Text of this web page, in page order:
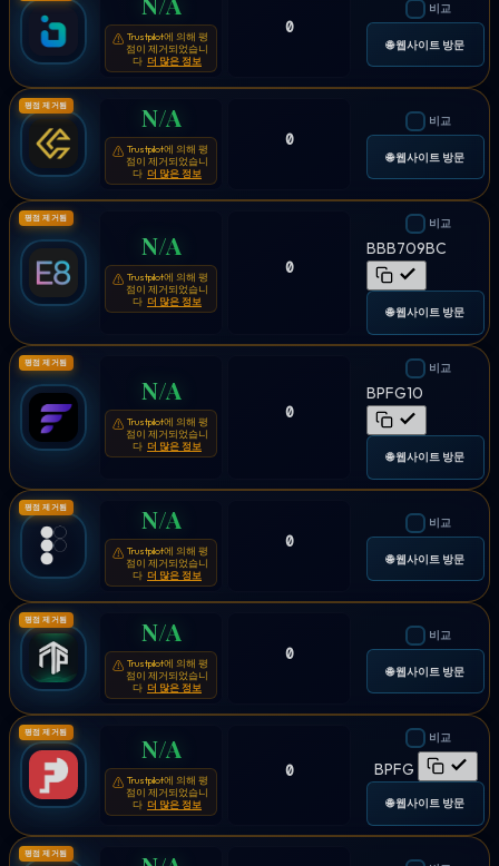
⚠ Trustpilot에 의해 평
점이 제거되었습니
다 더 많은 정보
0
비교
🌐 웹사이트 방문
평점 제거됨 N/A
⚠ Trustpilot에 의해 평
점이 제거되었습니
다 더 많은 정보
0
비교
🌐 웹사이트 방문
평점 제거됨
N/A
⚠ Trustpilot에 의해 평
점이 제거되었습니
다 더 많은 정보
0
비교
BBB709BC
🌐 웹사이트 방문
평점 제거됨
N/A
⚠ Trustpilot에 의해 평
점이 제거되었습니
다 더 많은 정보
0
비교
BPFG10
🌐 웹사이트 방문
평점 제거됨 N/A
⚠ Trustpilot에 의해 평
점이 제거되었습니
다 더 많은 정보
0
비교
🌐 웹사이트 방문
평점 제거됨 N/A
⚠ Trustpilot에 의해 평
점이 제거되었습니
다 더 많은 정보
0
비교
🌐 웹사이트 방문
평점 제거됨
N/A
⚠ Trustpilot에 의해 평
점이 제거되었습니
다 더 많은 정보
0
비교
BPFG
🌐 웹사이트 방문
평점 제거됨